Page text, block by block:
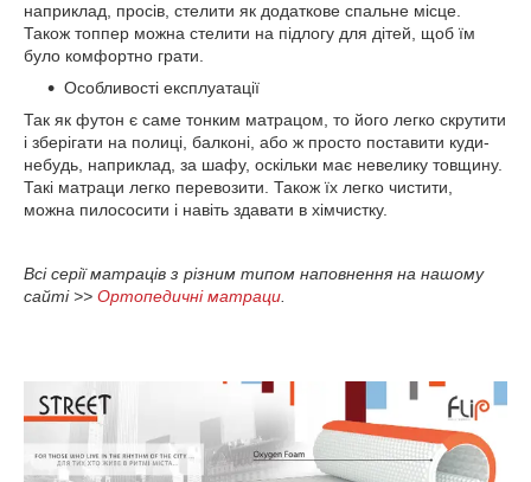
наприклад, просів, стелити як додаткове спальне місце.
Також топпер можна стелити на підлогу для дітей, щоб їм
було комфортно грати.
Особливості експлуатації
Так як футон є саме тонким матрацом, то його легко скрутити
і зберігати на полиці, балконі, або ж просто поставити куди-
небудь, наприклад, за шафу, оскільки має невелику товщину.
Такі матраци легко перевозити. Також їх легко чистити,
можна пилососити і навіть здавати в хімчистку.
Всі серії матраців з різним типом наповнення на нашому
сайті >> Ортопедичні матраци.